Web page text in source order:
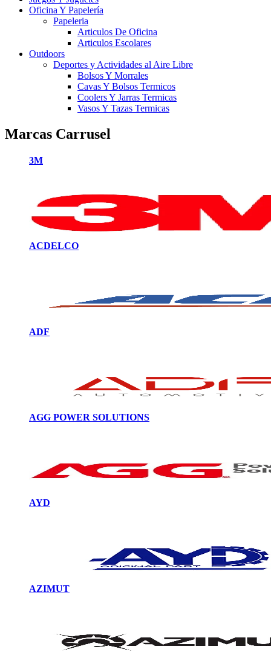
Oficina Y Papelería
Papeleria
Articulos De Oficina
Articulos Escolares
Outdoors
Deportes y Actividades al Aire Libre
Bolsos Y Morrales
Cavas Y Bolsos Termicos
Coolers Y Jarras Termicas
Vasos Y Tazas Termicas
Marcas Carrusel
3M
ACDELCO
ADF
AGG POWER SOLUTIONS
AYD
AZIMUT